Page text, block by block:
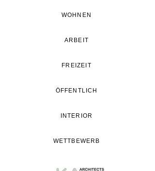
WOHNEN
ARBEIT
FREIZEIT
ÖFFENTLICH
INTERIOR
WETTBEWERB